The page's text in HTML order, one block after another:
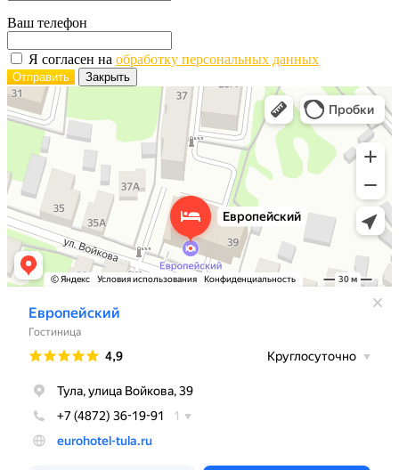
Ваш телефон
Я согласен на обработку персональных данных
Отправить Закрыть